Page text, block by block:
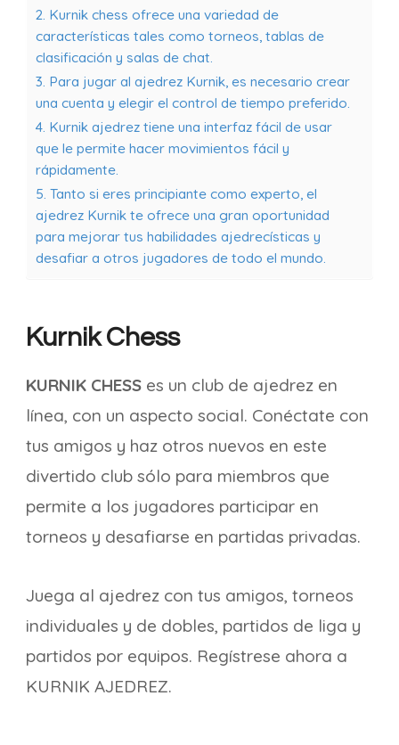
2. Kurnik chess ofrece una variedad de
características tales como torneos, tablas de
clasificación y salas de chat.
3. Para jugar al ajedrez Kurnik, es necesario crear
una cuenta y elegir el control de tiempo preferido.
4. Kurnik ajedrez tiene una interfaz fácil de usar
que le permite hacer movimientos fácil y
rápidamente.
5. Tanto si eres principiante como experto, el
ajedrez Kurnik te ofrece una gran oportunidad
para mejorar tus habilidades ajedrecísticas y
desafiar a otros jugadores de todo el mundo.
Kurnik Chess
KURNIK CHESS es un club de ajedrez en
línea, con un aspecto social. Conéctate con
tus amigos y haz otros nuevos en este
divertido club sólo para miembros que
permite a los jugadores participar en
torneos y desafiarse en partidas privadas.
Juega al ajedrez con tus amigos, torneos
individuales y de dobles, partidos de liga y
partidos por equipos. Regístrese ahora a
KURNIK AJEDREZ.